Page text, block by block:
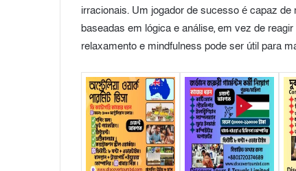
irracionais. Um jogador de sucesso é capaz
baseadas em lógica e análise, em vez de
relaxamento e mindfulness pode ser útil para